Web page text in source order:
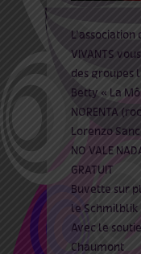
L’association
VIVANTS
des groupes
Betty « La
NORENTA
Lorenzo
NO VALE
GRATUIT
Buvette sur
le Schmilblik
Avec le
Chaumont